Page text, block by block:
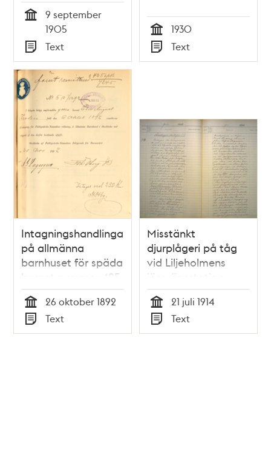
9 september
1905
Typ
Text Tid
1930
Typ
Text
Intagningshandlingar
på allmänna
barnhuset för späda
barnet nummer 425
Elis August Flodin
Tid
26 oktober 1892
Typ
Text
Misstänkt
djurplågeri på tåg
vid Liljeholmens
järnvägsstation
Tid
21 juli 1914
Typ
Text